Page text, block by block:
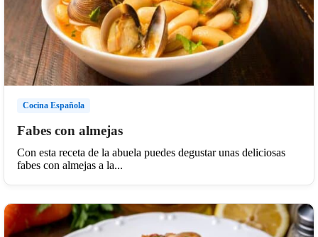
Cocina Española
Fabes con almejas
Con esta receta de la abuela puedes degustar unas deliciosas
fabes con almejas a la...